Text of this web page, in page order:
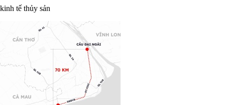
kinh tế thủy sản